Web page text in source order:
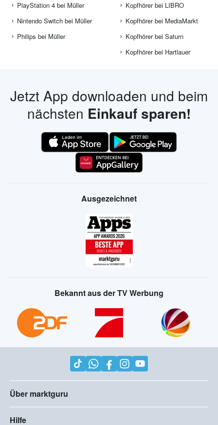
PlayStation 4 bei Müller
Nintendo Switch bei Müller
Philips bei Müller
Kopfhörer bei LIBRO
Kopfhörer bei MediaMarkt
Kopfhörer bei Saturn
Kopfhörer bei Hartlauer
Jetzt App downloaden und beim
nächsten Einkauf sparen!
Ausgezeichnet
Bekannt aus der TV Werbung
Über marktguru
Hilfe